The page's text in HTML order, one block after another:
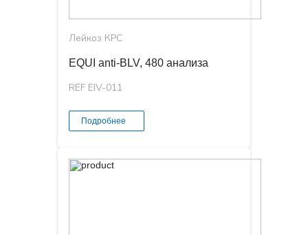
Лейкоз КРС
EQUI anti-BLV, 480 анализа
REF EIV-011
Подробнее